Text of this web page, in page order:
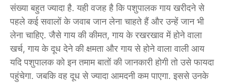
संख्या बहुत ज्यादा है. यही वजह है कि पशुपालक गाय खरीदने से
पहले कई सवालों के जवाब जान लेना चाहते हैं और उन्हें जान भी
लेना चाहिए. जैसे गाय की कीमत, गाय के रखरखाव में होने वाला
खर्च, गाय के दूध देने की क्षमता और गाय से होने वाला वाली आय
यदि पशुपालक को इन तमाम बातों की जानकारी होगी तो उसे फायदा
पहुंचेगा. जबकि वह दूध से ज्यादा आमदनी कम पाएगा. इससे उनके